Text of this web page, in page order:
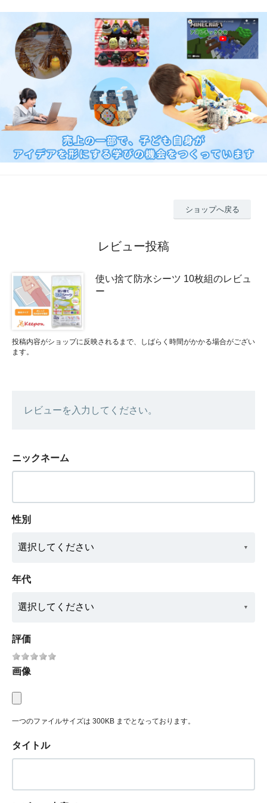
ショップへ戻る
レビュー投稿
使い捨て防水シーツ 10枚組のレビュ
ー
投稿内容がショップに反映されるまで、しばらく時間がかかる場合がござい
ます。
レビューを入力してください。
ニックネーム
性別
年代
評価
画像
一つのファイルサイズは 300KB までとなっております。
タイトル